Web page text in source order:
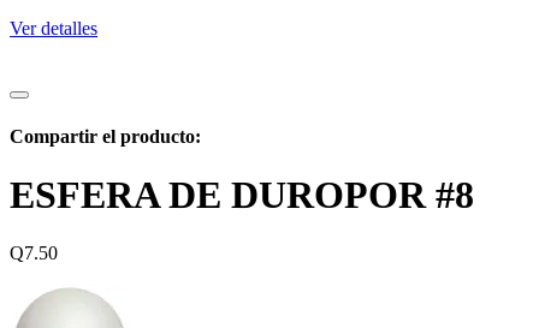
Ver detalles
Compartir el producto:
ESFERA DE DUROPOR #8
Q7.50